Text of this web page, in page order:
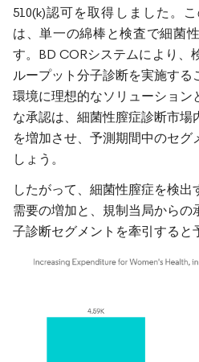
510(k)認可を取得しました。
は、単一の綿棒と検査で細菌
す。BD CORシステムにより、
ループット分子診断を実施する
環境に理想的なソリューション
な承認は、細菌性膣症診断市場
を増加させ、予測期間中のセ
しょう。
したがって、細菌性膣症を検
需要の増加と、規制当局からの
子診断セグメントを牽引すると